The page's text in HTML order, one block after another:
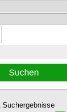
Suchergebnisse